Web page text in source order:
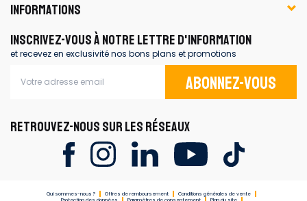
INFORMATIONS
INSCRIVEZ-VOUS À NOTRE LETTRE D'INFORMATION
et recevez en exclusivité nos bons plans et promotions
Abonnez-vous
RETROUVEZ-NOUS SUR LES RÉSEAUX
Qui sommes-nous ? Offres de remboursement
Conditions générales de vente